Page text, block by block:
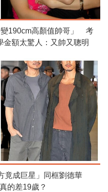
變190cm高顏值帥哥」 考
金額太驚人：又帥又聰明
竟成巨星」同框劉德華
的差19歲？